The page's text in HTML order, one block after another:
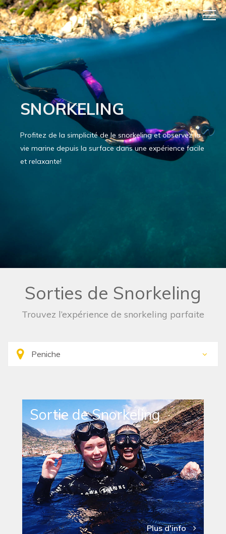
SNORKELING
Profitez de la simplicité de le snorkeling et observez la
vie marine depuis la surface dans une expérience facile
et relaxante!
Sorties de Snorkeling
Trouvez l’expérience de snorkeling parfaite
Sortie de Snorkeling
Plus d'info